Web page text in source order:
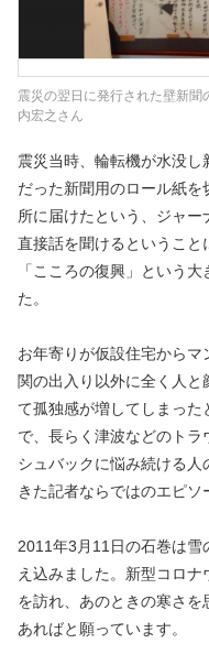
震災の翌日に発行された壁新
内宏之さん
震災当時、輪転機が水没
だった新聞用のロール紙
所に届けたという、ジャ
直接話を聞けるということ
「こころの復興」という
た。
お年寄りが仮設住宅から
関の出入り以外に全く人
て孤独感が増してしまった
で、長らく津波などのト
シュバックに悩み続ける
きた記者ならではのエピソ
2011年3月11日の石巻は
え込みました。新型コロ
を訪れ、あのときの寒さ
あればと願っています。